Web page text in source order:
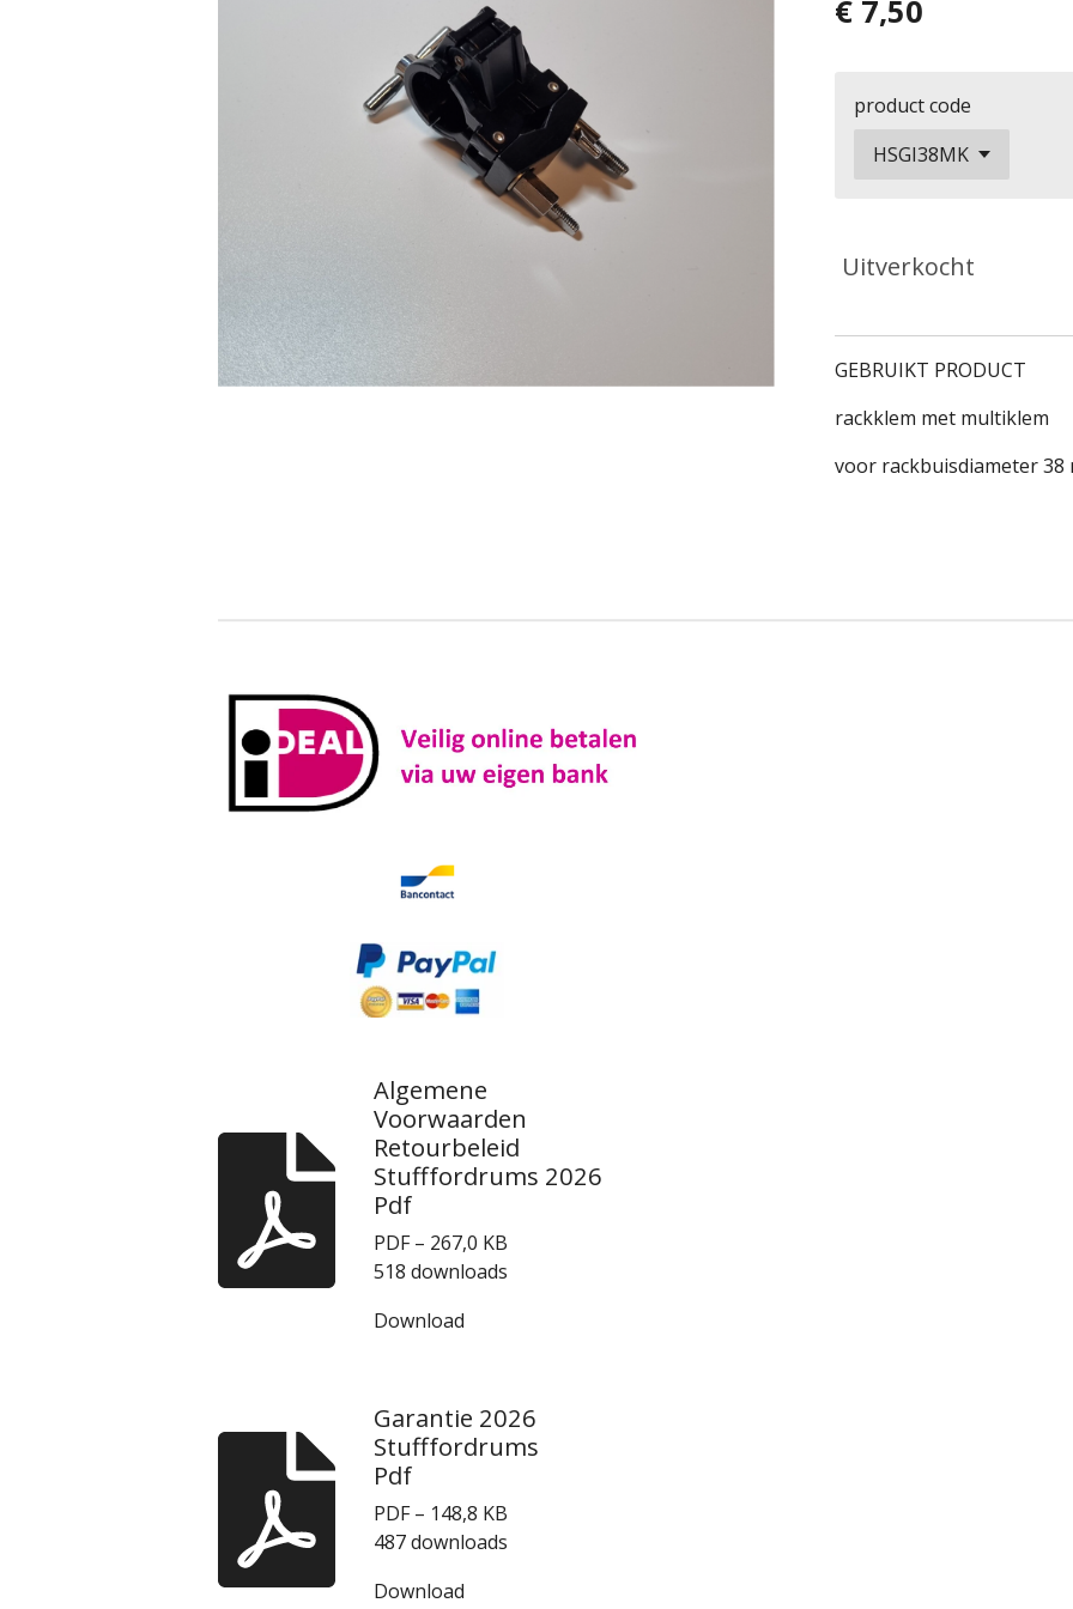
€ 7,50
product code
Uitverkocht
GEBRUIKT PRODUCT
rackklem met multiklem
voor rackbuisdiameter 38
Algemene
Voorwaarden
Retourbeleid
Stufffordrums 2026
Pdf
PDF – 267,0 KB
518 downloads
Download
Garantie 2026
Stufffordrums
Pdf
PDF – 148,8 KB
487 downloads
Download